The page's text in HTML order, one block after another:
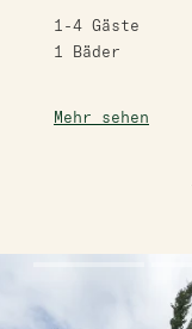
1-4 Gäste
1
Bäder
Mehr sehen